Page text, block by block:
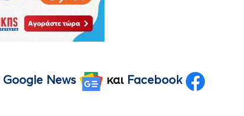
Google News και Facebook